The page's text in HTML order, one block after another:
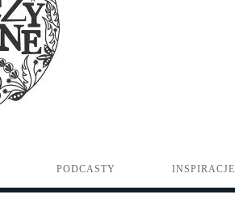
PODCASTY INSPIRACJE